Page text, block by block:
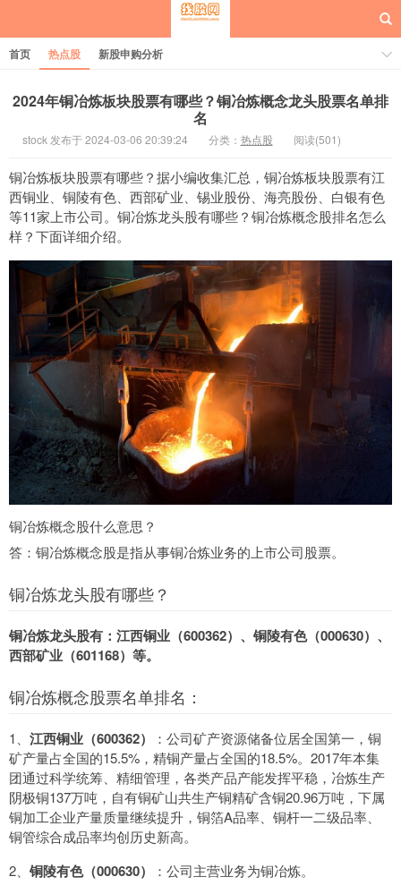
每日概念股
首页 热点股 新股申购分析
2024年铜冶炼板块股票有哪些？铜冶炼概念龙头股票名单排
名
stock 发布于 2024-03-06 20:39:24 分类： 热点股 阅读(501)
铜冶炼板块股票有哪些？据小编收集汇总，铜冶炼板块股票有江
西铜业、铜陵有色、西部矿业、锡业股份、海亮股份、白银有色
等11家上市公司。铜冶炼龙头股有哪些？铜冶炼概念股排名怎么
样？下面详细介绍。
铜冶炼概念股什么意思？
答：铜冶炼概念股是指从事铜冶炼业务的上市公司股票。
铜冶炼龙头股有哪些？
铜冶炼龙头股有：江西铜业（600362）、铜陵有色（000630）、
西部矿业（601168）等。
铜冶炼概念股票名单排名：
1、 江西铜业（600362）
：公司矿产资源储备位居全国第一，铜
矿产量占全国的15.5%，精铜产量占全国的18.5%。2017年本集
团通过科学统筹、精细管理，各类产品产能发挥平稳，冶炼生产
阴极铜137万吨，自有铜矿山共生产铜精矿含铜20.96万吨，下属
铜加工企业产量质量继续提升，铜箔A品率、铜杆一二级品率、
铜管综合成品率均创历史新高。
2、 铜陵有色（000630）
：公司主营业务为铜冶炼。